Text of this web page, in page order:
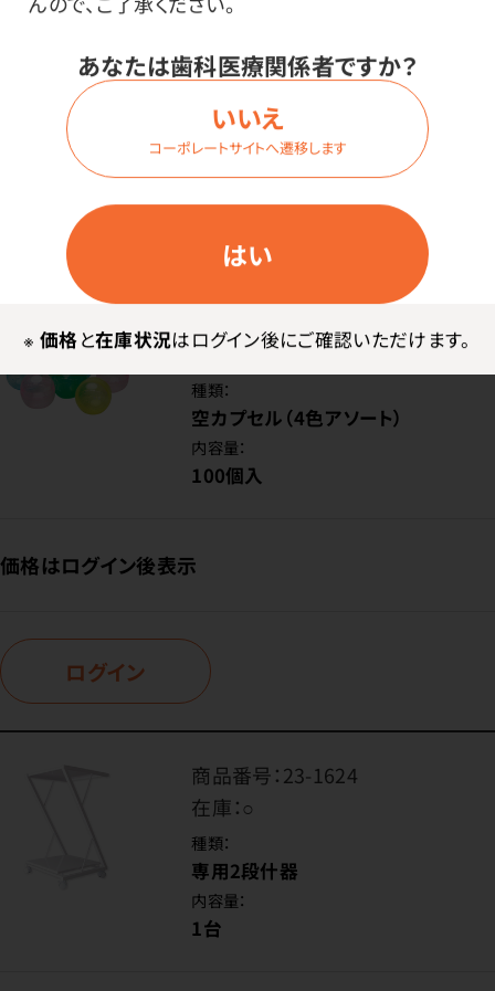
あなたは歯科医療関係者ですか？
はい
いいえ
コーポレートサイトへ遷移します
※ 価格と在庫状況はログイン後にご確認いただけます。
100個入
価格はログイン後表示
ログイン
在庫： ○
種類：
空カプセル（4色アソート）
内容量：
100個入
価格はログイン後表示
ログイン
商品番号：23-1624
在庫：○
種類：
専用2段什器
内容量：
1台